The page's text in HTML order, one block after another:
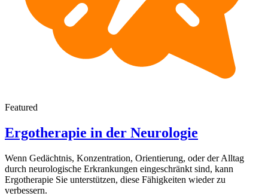
Featured
Ergotherapie in der Neurologie
Wenn Gedächtnis, Konzentration, Orientierung, oder der Alltag
durch neurologische Erkrankungen eingeschränkt sind, kann
Ergotherapie Sie unterstützen, diese Fähigkeiten wieder zu
verbessern.